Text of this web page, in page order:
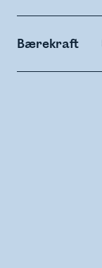
Bærekraft